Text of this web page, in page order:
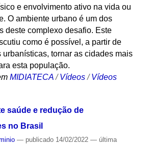
e envolvimento ativo na vida ou
O ambiente urbano é um dos
deste complexo desafio. Este
como é possível, a partir de
urbanísticas, tornar as cidades mais
esta população.
MIDIATECA /Vídeos /Vídeos
saúde e redução de
no Brasil
— publicado14/02/2022 — última